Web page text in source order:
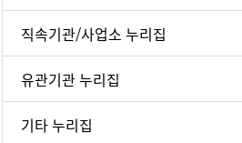
직속기관/사업소 누리집
유관기관 누리집
기타 누리집